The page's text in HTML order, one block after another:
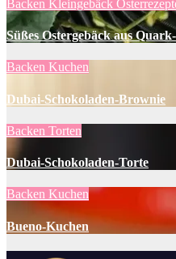
Backen Kleingebäck
Süßes Ostergebäck aus
Backen Kuchen
Dubai-Schokoladen-Brownie
Backen Torten
Dubai-Schokoladen-Torte
Backen Kuchen
Bueno-Kuchen